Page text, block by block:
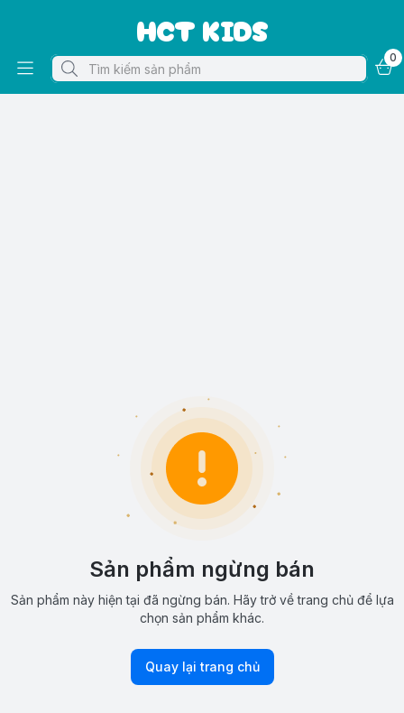
HCT KIDS
0
Sản phẩm ngừng bán
Sản phẩm này hiện tại đã ngừng bán. Hãy trở về trang chủ để lựa
chọn sản phẩm khác.
Quay lại trang chủ